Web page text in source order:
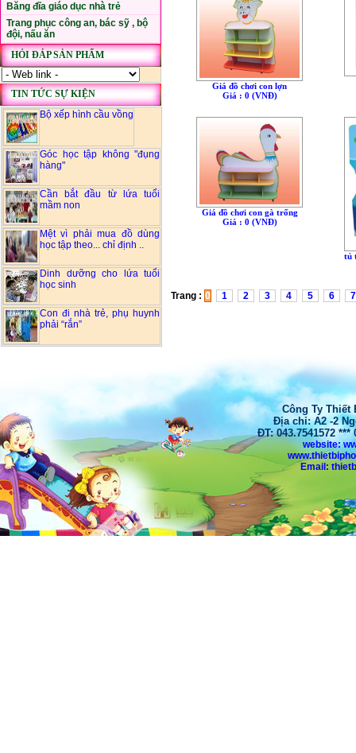
Băng đĩa giáo dục nhà trẻ
Trang phục công an, bác sỹ , bộ
đội, nấu ăn
HỎI ĐÁP SẢN PHẨM
TIN TỨC SỰ KIỆN
Bộ xếp hình cầu vồng
Góc học tập không "đụng
hàng"
Cần bắt đầu từ lứa tuổi
mầm non
Mệt vì phải mua đồ dùng
học tập theo... chỉ định ..
Dinh dưỡng cho lứa tuổi
học sinh
Con đi nhà trẻ, phụ huynh
phải “rắn”
Giá đồ chơi con lợn
Giá : 0 (VNÐ)
Giá đồ chơi con gà trống
Giá : 0 (VNÐ)
tủ
Trang : 0 1 2 3 4 5 6 7
Công Ty Thiết
Địa chỉ: A2 -2
ĐT: 043.7541572 ***
website:
Email: